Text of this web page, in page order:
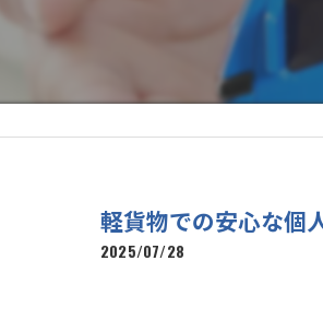
軽貨物での安心な個
2025/07/28